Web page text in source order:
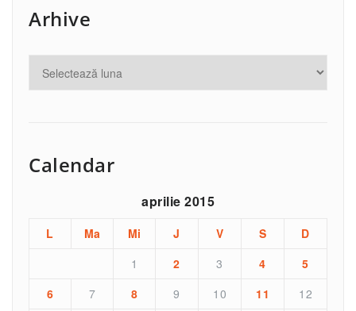
Arhive
Calendar
aprilie 2015
L Ma Mi J V S
D
1
2 3 4
5
6
7 8 9 10 11
12